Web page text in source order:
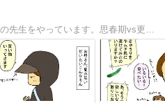
児童発達支援の保育士、療育の先生をやっています。思春期vs更年期な中高生息子と母の日常まんがと、療育・保育の話。